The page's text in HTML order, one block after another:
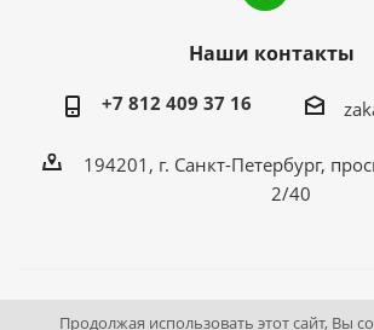
Наши контакты
+7 812 409 37 16
194201, г. Санкт-Петербург,
2/40
2026 © Все права защищены «НСК
Продолжая использовать этот сайт, Вы